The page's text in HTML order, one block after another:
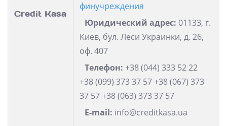
Credit Kasa
финучреждения
Юридический адрес: 01133, г.
Киев, бул. Леси Украинки, д. 26,
оф. 407
Телефон: +38 (044) 333 52 22
+38 (099) 373 37 57 +38 (067) 373
37 57 +38 (063) 373 37 57
E-mail: info@creditkasa.ua